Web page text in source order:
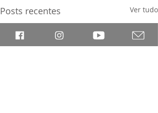
Posts recentes Ver tudo